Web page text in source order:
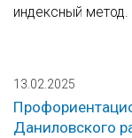
индексный метод.
13.02.2025
Даниловского